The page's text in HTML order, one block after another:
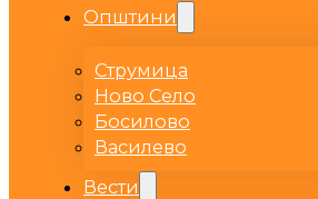
Општини
Струмица
Ново Село
Босилово
Василево
Вести